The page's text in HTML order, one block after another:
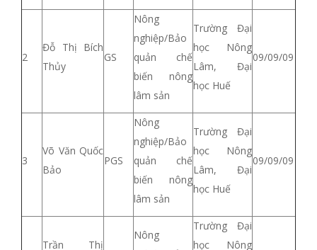
2
Đỗ Thị Bích
Thủy
GS
Nông
nghiệp/Bảo
quản chế
biến nông
lâm sản
Trường Đại
học Nông
Lâm, Đại
học Huế
09/09/09
3
Võ Văn Quốc
Bảo
PGS
Nông
nghiệp/Bảo
quản chế
biến nông
lâm sản
Trường Đại
học Nông
Lâm, Đại
học Huế
09/09/09
Trần Thị
Nông
Trường Đại
học Nông